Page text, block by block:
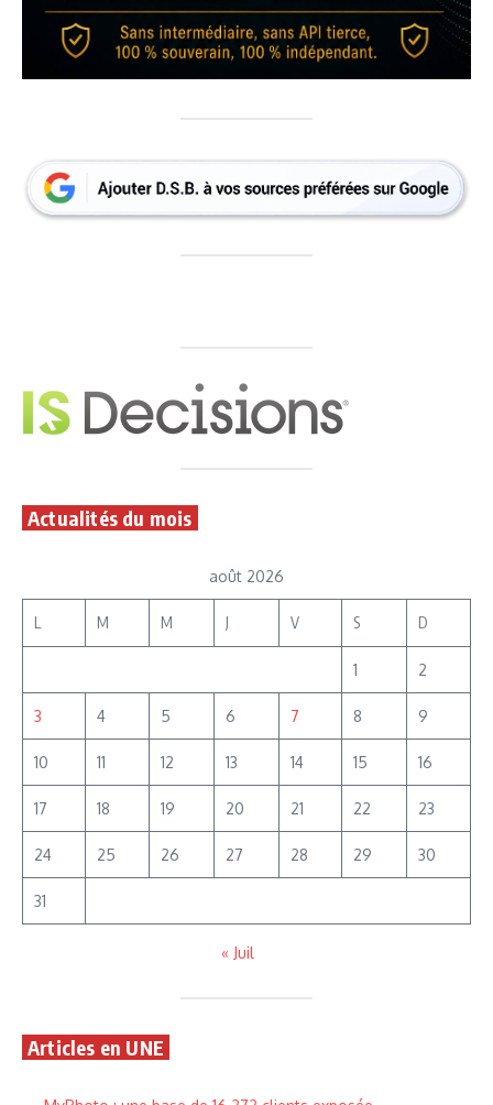
Actualités du mois
août 2026
L M M J V S D
1 2
3 4 5 6 7 8 9
10 11 12 13 14 15 16
17 18 19 20 21 22 23
24 25 26 27 28 29 30
31
« Juil
Articles en UNE